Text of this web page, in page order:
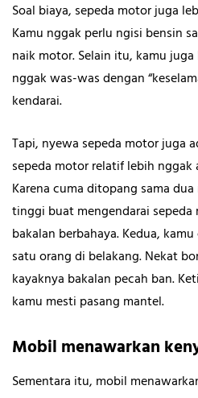
Soal biaya, sepeda motor juga
Kamu nggak perlu ngisi bensin
naik motor. Selain itu, kamu
nggak was-was dengan
kendarai.
Tapi, nyewa sepeda motor juga
sepeda motor relatif lebih
Karena cuma ditopang sama
tinggi buat mengendarai
bakalan berbahaya. Kedua,
satu orang di belakang. Nekat
kayaknya bakalan pecah ban.
kamu mesti pasang mantel.
Mobil menawarkan
Sementara itu, mobil